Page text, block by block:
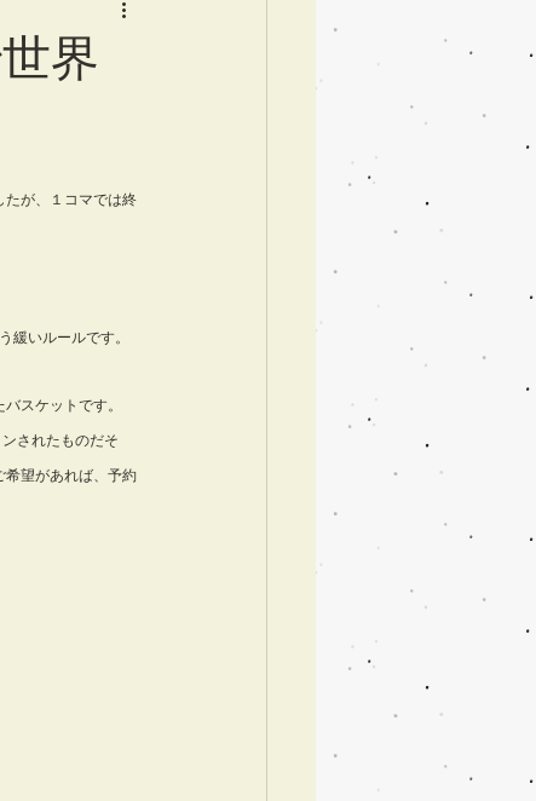
界
たが、１コマでは終
緩いルールです。
スケットです。
されたものだそ
希望があれば、予約